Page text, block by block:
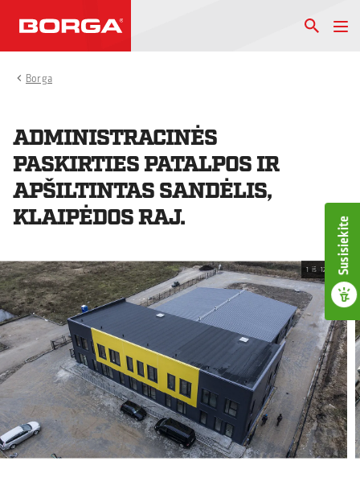
Susisiekite
Borga
ADMINISTRACINĖS
PASKIRTIES PATALPOS IR
APŠILTINTAS SANDĖLIS,
KLAIPĖDOS RAJ.
1 iš 12